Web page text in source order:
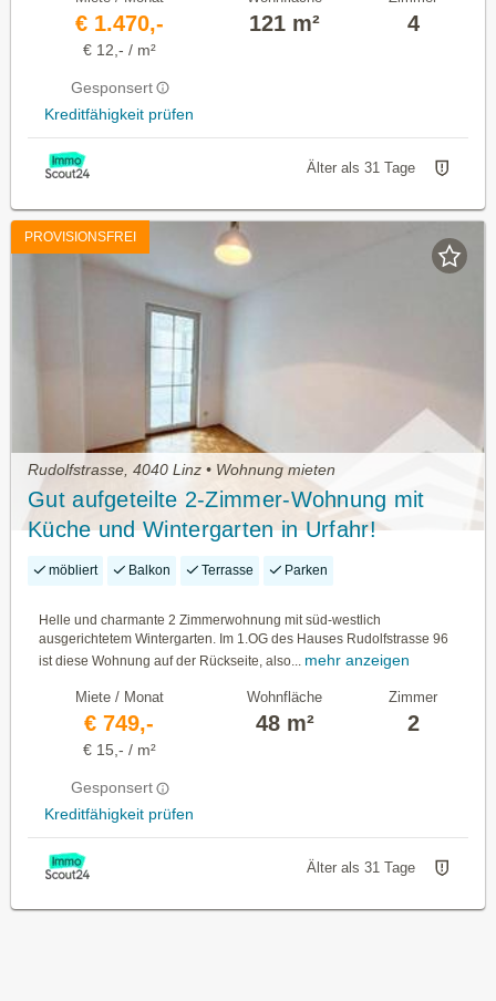
€ 1.470,-
€ 12,- / m²
Gesponsert
Kreditfähigkeit prüfen
121 m² 4
Älter als 31 Tage
PROVISIONSFREI
Rudolfstrasse, 4040 Linz • Wohnung mieten
Gut aufgeteilte 2-Zimmer-Wohnung mit
Küche und Wintergarten in Urfahr!
möbliert Balkon Terrasse Parken
Helle und charmante 2 Zimmerwohnung mit süd-westlich
ausgerichtetem Wintergarten. Im 1.OG des Hauses Rudolfstrasse 96
ist diese Wohnung auf der Rückseite, also... mehr anzeigen
Miete / Monat
€ 749,-
€ 15,- / m²
Gesponsert
Kreditfähigkeit prüfen
Wohnfläche
48 m²
Zimmer
2
Älter als 31 Tage